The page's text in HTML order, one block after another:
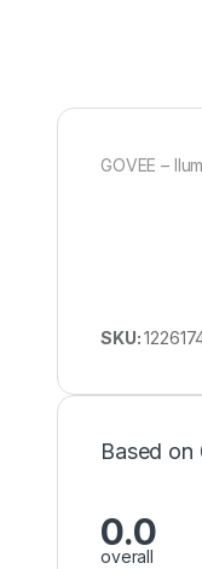
GOVEE –
SKU:
Based on
0.0
overall